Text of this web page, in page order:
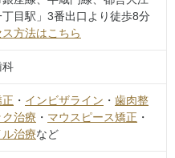
丁目駅」3番出口より徒歩8分
方法はこちら
科
・ インビザライン ・ 歯肉整
治療 ・ マウスピース矯正 ・
治療など